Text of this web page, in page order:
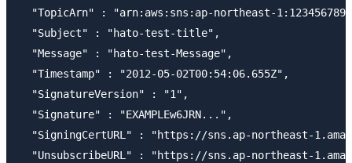
"TopicArn" : "arn:aws:sns:ap-northeast-
  "Subject" : "hato-test-title",
  "Message" : "hato-test-Message",
  "Timestamp" : "2012-05-02T00:54:06.655Z",
  "SignatureVersion" : "1",
  "Signature" : "EXAMPLEw6JRN...",
"SigningCertURL" : "https://sns.ap-northeast-
"UnsubscribeURL" : "https://sns.ap-northeast-